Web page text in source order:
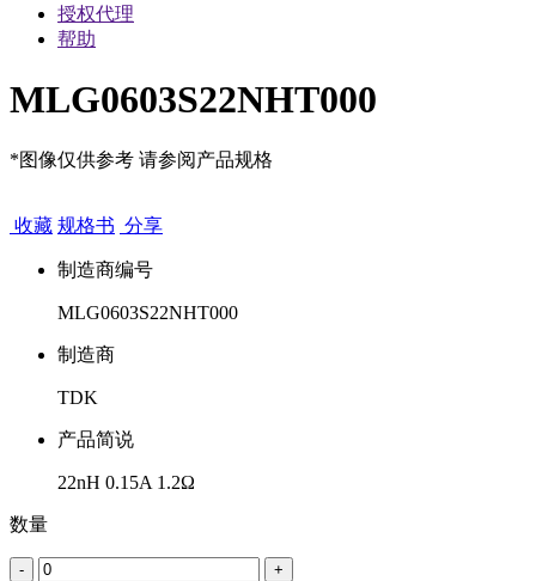
授权代理
帮助
MLG0603S22NHT000
*图像仅供参考 请参阅产品规格
收藏 规格书 分享
制造商编号
MLG0603S22NHT000
制造商
TDK
产品简说
22nH 0.15A 1.2Ω
数量
- +